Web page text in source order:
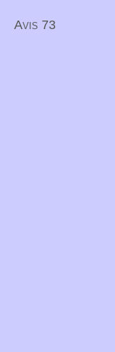
Avis 73